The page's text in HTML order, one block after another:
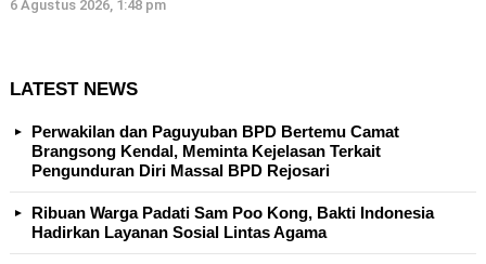
6 Agustus 2026, 1:48 pm
LATEST NEWS
Perwakilan dan Paguyuban BPD Bertemu Camat
Brangsong Kendal, Meminta Kejelasan Terkait
Pengunduran Diri Massal BPD Rejosari
Ribuan Warga Padati Sam Poo Kong, Bakti Indonesia
Hadirkan Layanan Sosial Lintas Agama